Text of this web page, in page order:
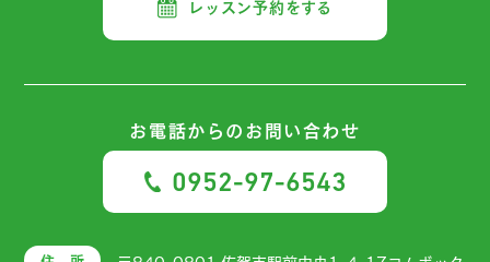
レッスン予約をする
お電話からのお問い合わせ
0952-97-6543